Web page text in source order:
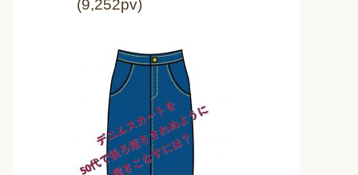
(9,252pv)